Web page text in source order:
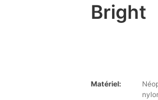
Bright
Matériel: